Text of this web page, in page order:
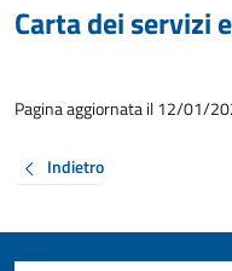
Carta dei servizi
Pagina aggiornata il 12/01/
Indietro